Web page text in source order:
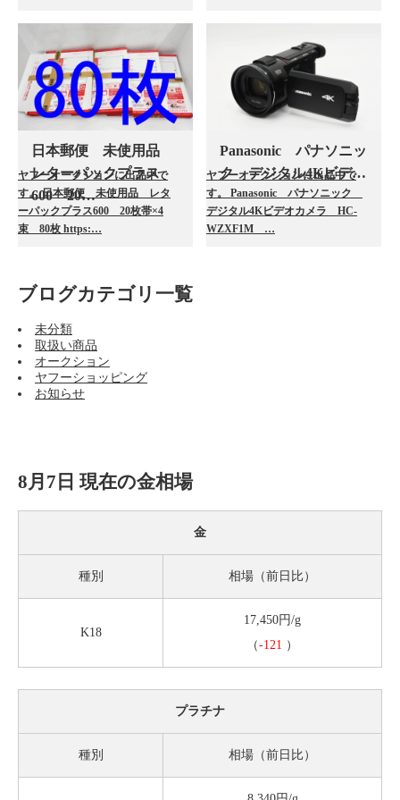
日本郵便 未使用品
レターパックプラス
600 20…
ヤフーオークションに出品中で
す。 日本郵便 未使用品 レタ
ーパックプラス600 20枚帯×4
束 80枚 https:…
Panasonic パナソニッ
ク デジタル4Kビデ…
ヤフーオークションに出品中で
す。 Panasonic パナソニック
デジタル4Kビデオカメラ HC-
WZXF1M …
ブログカテゴリ一覧
未分類
取扱い商品
オークション
ヤフーショッピング
お知らせ
8月7日 現在の金相場
金
種別 相場（前日比）
K18
17,450円/g
（-121 ）
プラチナ
種別 相場（前日比）